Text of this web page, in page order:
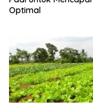
Optimal